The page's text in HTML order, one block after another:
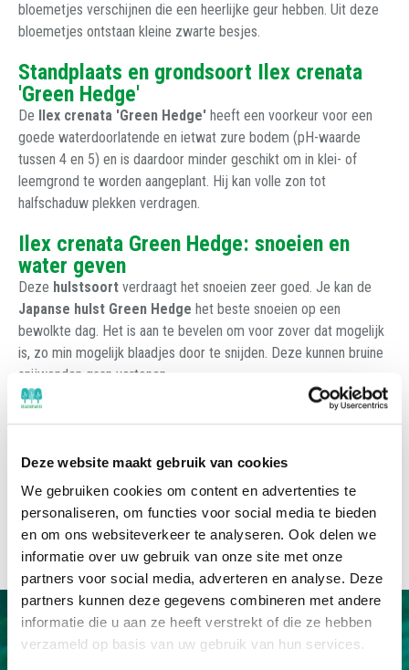
Deze website maakt gebruik van cookies
We gebruiken cookies om content en advertenties te
personaliseren, om functies voor social media te bieden
en om ons websiteverkeer te analyseren. Ook delen we
informatie over uw gebruik van onze site met onze
partners voor social media, adverteren en analyse. Deze
partners kunnen deze gegevens combineren met andere
informatie die u aan ze heeft verstrekt of die ze hebben
verzameld op basis van uw gebruik van hun services.
bloemetjes verschijnen die een heerlijke geur hebben. Uit deze
bloemetjes ontstaan kleine zwarte besjes.
Standplaats en grondsoort Ilex crenata
'Green Hedge'
De Ilex crenata 'Green Hedge' heeft een voorkeur voor een
goede waterdoorlatende en ietwat zure bodem (pH-waarde
tussen 4 en 5) en is daardoor minder geschikt om in klei- of
leemgrond te worden aangeplant. Hij kan volle zon tot
halfschaduw plekken verdragen.
Ilex crenata Green Hedge: snoeien en
water geven
Deze hulstsoort verdraagt het snoeien zeer goed. Je kan de
Japanse hulst Green Hedge het beste snoeien op een
bewolkte dag. Het is aan te bevelen om voor zover dat mogelijk
is, zo min mogelijk blaadjes door te snijden. Deze kunnen bruine
snijwonden gaan vertonen.
Overig
neemt u dan contact met ons op.
Terug naar overzicht Japanse hulstsoorten
zo werkt haagaanplanten.nl